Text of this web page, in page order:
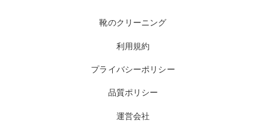
靴のクリーニング
利用規約
プライバシーポリシー
品質ポリシー
運営会社